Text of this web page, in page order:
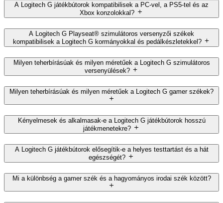
A Logitech G játékbútorok kompatibilisek a PC-vel, a PS5-tel és az
Xbox konzolokkal?
A Logitech G Playseat® szimulátoros versenyzői székek
kompatibilisek a Logitech G kormányokkal és pedálkészletekkel?
Milyen teherbírásúak és milyen méretűek a Logitech G szimulátoros
versenyülések?
Milyen teherbírásúak és milyen méretűek a Logitech G gamer székek?
Kényelmesek és alkalmasak-e a Logitech G játékbútorok hosszú
játékmenetekre?
A Logitech G játékbútorok elősegítik-e a helyes testtartást és a hát
egészségét?
Mi a különbség a gamer szék és a hagyományos irodai szék között?